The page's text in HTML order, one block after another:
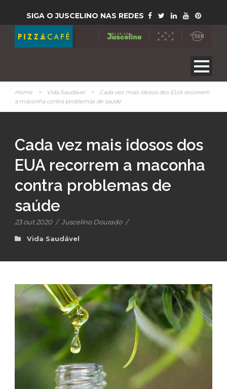
SIGA O JUSCELINO NAS REDES
Home > Vida Saudável >
Cada vez mais idosos dos EUA recorrem
a maconha contra problemas de saúde
Cada vez mais idosos dos
EUA recorrem a maconha
contra problemas de
saúde
23 out 2020 / Juscelino Dourado /
Vida Saudável